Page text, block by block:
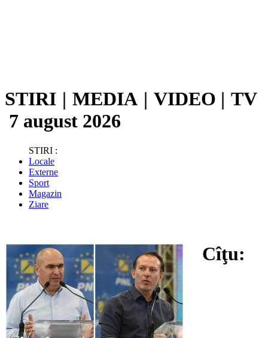
STIRI | MEDIA | VIDEO | TV
7 august 2026
STIRI :
Locale
Externe
Sport
Magazin
Ziare
Cîţu: